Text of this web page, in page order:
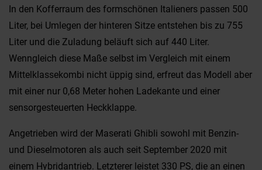
In den Kofferraum des formschönen Italieners passen 500
Liter, bei Umlegen der hinteren Sitze entstehen bis zu 755
Liter und die Zuladung beläuft sich auf 440 Liter.
Wenngleich diese Maße selbst im Vergleich mit einem
Mittelklassekombi nicht üppig sind, erfreut das Modell aber
mit einer nur 0,68 Meter hohen Ladekante und einer
sensorgesteuerten Heckklappe.
Angetrieben wird der Maserati Ghibli sowohl mit Benzin-
und Dieselmotoren als auch seit September 2020 mit
einem Hybridantrieb. Letzterer leistet 330 PS, die an einen